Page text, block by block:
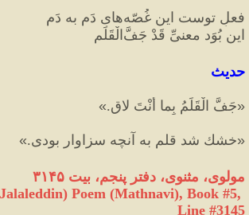
فعلِ توست این غُصّه‌هایِ دَم ‌به ‌دَم
این بُوَد معنیِّ قَدْ جَفَّ‌الْقَلَم
حدیث
«جَفَّ الْقَلَمُ بِما أنْتَ لاقٍ.»
«خشك شد قلم به آنچه سزاوار بودی.»
مولوی، مثنوی، دفتر پنجم، بیت ۳۱۴۵
Poem (Mathnavi), Book #5,
Line #3145